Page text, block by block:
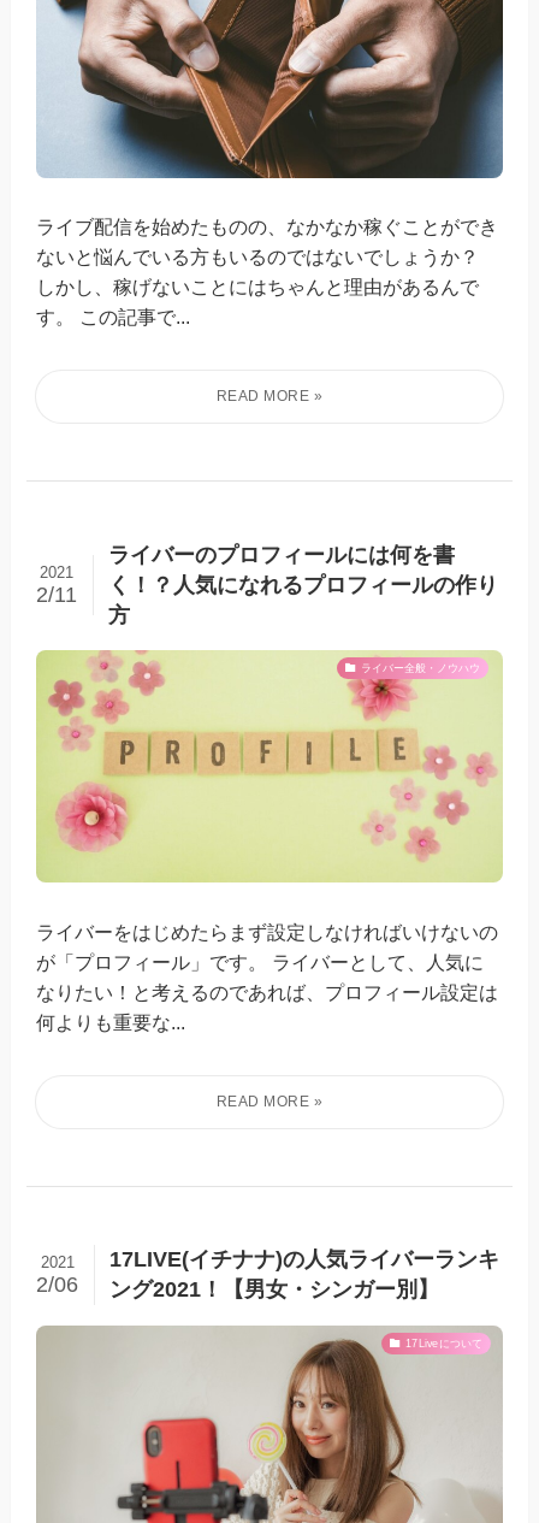
ライブ配信を始めたものの、なかなか稼ぐことができ
ないと悩んでいる方もいるのではないでしょうか？
しかし、稼げないことにはちゃんと理由があるんで
す。 この記事で...
ライバーのプロフィールには何を書
く！？人気になれるプロフィールの作り
方
2021
2/11
ライバー全般・ノウハウ
ライバーをはじめたらまず設定しなければいけないの
が「プロフィール」です。 ライバーとして、人気に
なりたい！と考えるのであれば、プロフィール設定は
何よりも重要な...
17LIVE(イチナナ)の人気ライバーランキ
ング2021！【男女・シンガー別】
2021
2/06
17Liveについて